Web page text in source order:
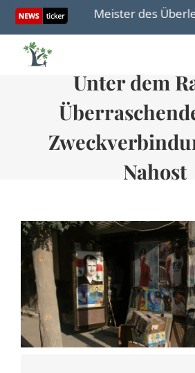
Skip
content
Meister des Überlebens
Bücher
Termine
Spenden
Unter dem
Nahost